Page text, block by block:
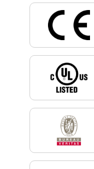
...